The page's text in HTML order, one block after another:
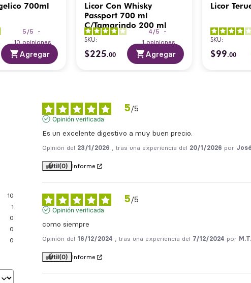
700ml
5 /5
-
10 opiniones
Agregar
Licor Con Whisky
Passport 700 ml
C/Tamarindo 200 ml
4 /5
-
1 opiniones
SKU:
$225.00 Agregar
Licor
SKU:
$99.00
10
1
0
0
0
5/5
Opinión verificada
Es un excelente digestivo a muy buen precio.
Opinión del 23/1/2026 , tras una experiencia del 20/1/2026 por
Útil(0) Informe
5/5
Opinión verificada
como siempre
Opinión del 16/12/2024 , tras una experiencia del 7/12/2024 por M.T.
Útil(0) Informe